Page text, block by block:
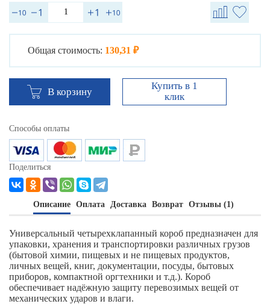
Общая стоимость: 130,31 ₽
В корзину
Купить в 1
клик
Способы оплаты
Поделиться
Описание Оплата Доставка Возврат Отзывы (1)
Универсальный четырехклапанный короб предназначен для
упаковки, хранения и транспортировки различных грузов
(бытовой химии, пищевых и не пищевых продуктов,
личных вещей, книг, документации, посуды, бытовых
приборов, компактной оргтехники и т.д.). Короб
обеспечивает надёжную защиту перевозимых вещей от
механических ударов и влаги.